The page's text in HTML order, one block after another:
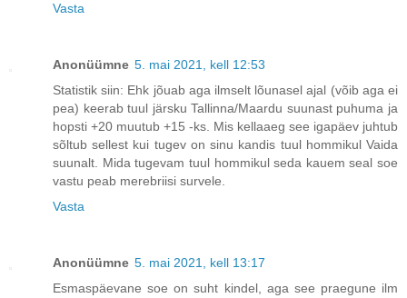
Vasta
Anonüümne 5. mai 2021, kell 12:53
Statistik siin: Ehk jõuab aga ilmselt lõunasel ajal (võib aga ei
pea) keerab tuul järsku Tallinna/Maardu suunast puhuma ja
hopsti +20 muutub +15 -ks. Mis kellaaeg see igapäev juhtub
sõltub sellest kui tugev on sinu kandis tuul hommikul Vaida
suunalt. Mida tugevam tuul hommikul seda kauem seal soe
vastu peab merebriisi survele.
Vasta
Anonüümne 5. mai 2021, kell 13:17
Esmaspäevane soe on suht kindel, aga see praegune ilm